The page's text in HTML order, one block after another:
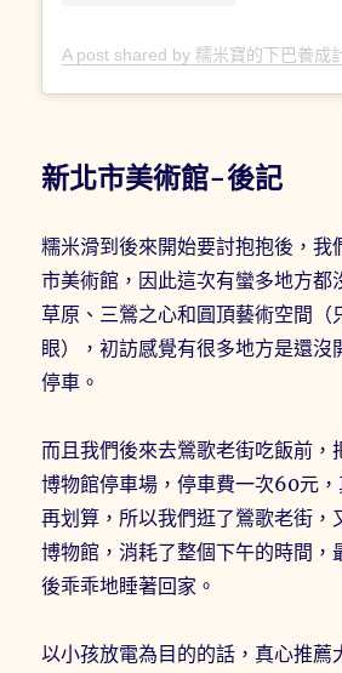
新北市美術館-後記
糯米滑到後來開始要討抱抱後，我
市美術館，因此這次有蠻多地方都
草原、三鶯之心和圓頂藝術空間（
眼），初訪感覺有很多地方是還沒
停車。
而且我們後來去鶯歌老街吃飯前，
博物館停車場，停車費一次60元
再划算，所以我們逛了鶯歌老街，
博物館，消耗了整個下午的時間，
後乖乖地睡著回家。
以小孩放電為目的的話，真心推薦